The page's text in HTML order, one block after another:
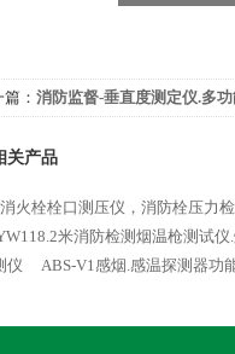
： 消防监督-垂直度测定仪.多
关产品
消火栓栓口测压仪，消防栓压力
米消防检测烟温枪测试仪
仪
ABS-V1感烟.感温探测器功